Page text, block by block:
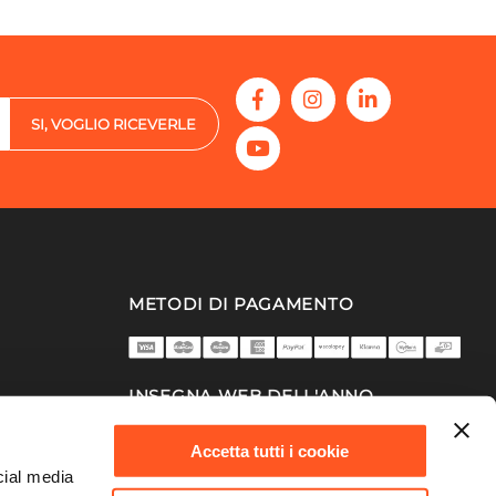
media
Accetta tutti i cookie
SI, VOGLIO RICEVERLE
METODI DI PAGAMENTO
INSEGNA WEB DELL'ANNO